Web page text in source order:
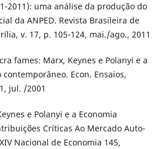
2011): uma análise da produção do
da ANPED. Revista Brasileira de
v. 17, p. 105-124, mai./ago., 2011
fames: Marx, Keynes e Polanyi e a
Econ. Ensaios,
jul. /2001
e Polanyi e a Economia
Críticas Ao Mercado Auto-
Nacional de Economia 145,